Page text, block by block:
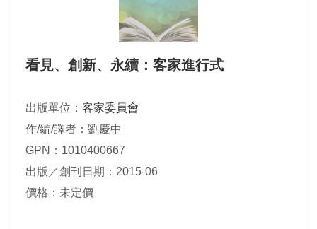
看見、創新、永續：客家進行式
出版單位： 客家委員會
作/編/譯者：劉慶中
GPN：1010400667
出版／創刊日期：2015-06
價格：未定價